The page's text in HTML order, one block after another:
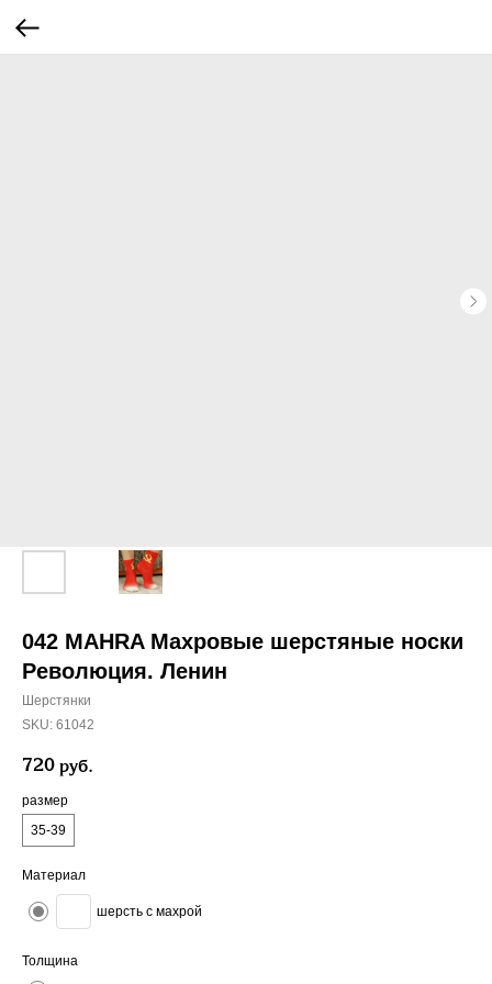
042 MAHRA Махровые шерстяные носки
Революция. Ленин
Шерстянки
SKU: 61042
720 руб.
размер
35-39
Материал
шерсть с махрой
Толщина